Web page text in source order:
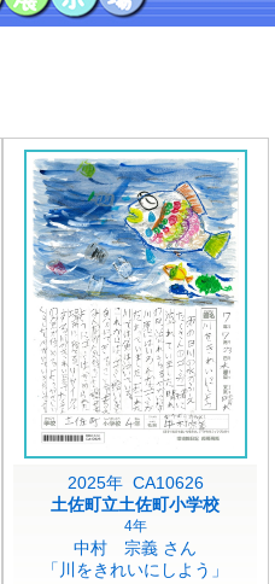
2025年 CA10626
土佐町立土佐町小学校
4年
中村 宗義 さん
「川をきれいにしよう」